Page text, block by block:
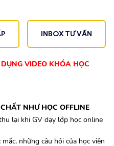
INBOX TƯ VẤN
VIDEO KHÓA HỌC
NHƯ HỌC OFFLINE
lại khi GV dạy lớp học online
những câu hỏi của học viên